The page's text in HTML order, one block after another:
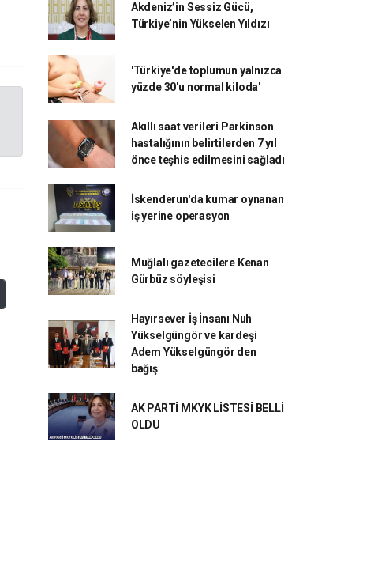
Akdeniz’in Sessiz Gücü,
Türkiye’nin Yükselen Yıldızı
'Türkiye'de toplumun yalnızca
yüzde 30'u normal kiloda'
Akıllı saat verileri Parkinson
hastalığının belirtilerden 7 yıl
önce teşhis edilmesini sağladı
İskenderun'da kumar oynanan
iş yerine operasyon
Muğlalı gazetecilere Kenan
Gürbüz söyleşisi
Hayırsever İş İnsanı Nuh
Yükselgüngör ve kardeşi
Adem Yükselgüngör den
bağış
AK PARTİ MKYK LİSTESİ BELLİ
OLDU